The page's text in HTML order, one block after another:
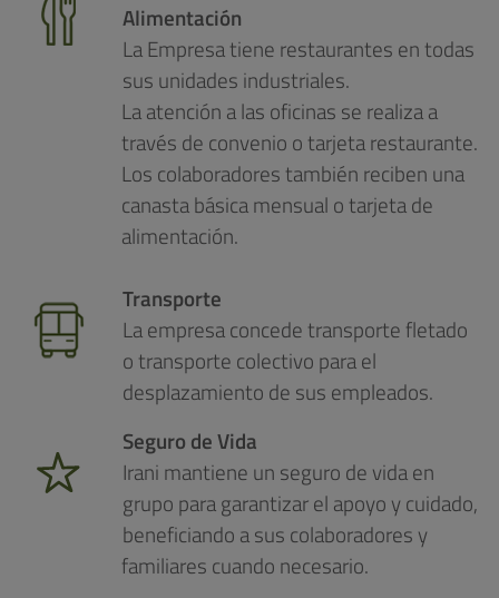
Alimentación
La Empresa tiene restaurantes en todas
sus unidades industriales.
La atención a las oficinas se realiza a
través de convenio o tarjeta restaurante.
Los colaboradores también reciben una
canasta básica mensual o tarjeta de
alimentación.
Transporte
La empresa concede transporte fletado
o transporte colectivo para el
desplazamiento de sus empleados.
Seguro de Vida
Irani mantiene un seguro de vida en
grupo para garantizar el apoyo y cuidado,
beneficiando a sus colaboradores y
familiares cuando necesario.